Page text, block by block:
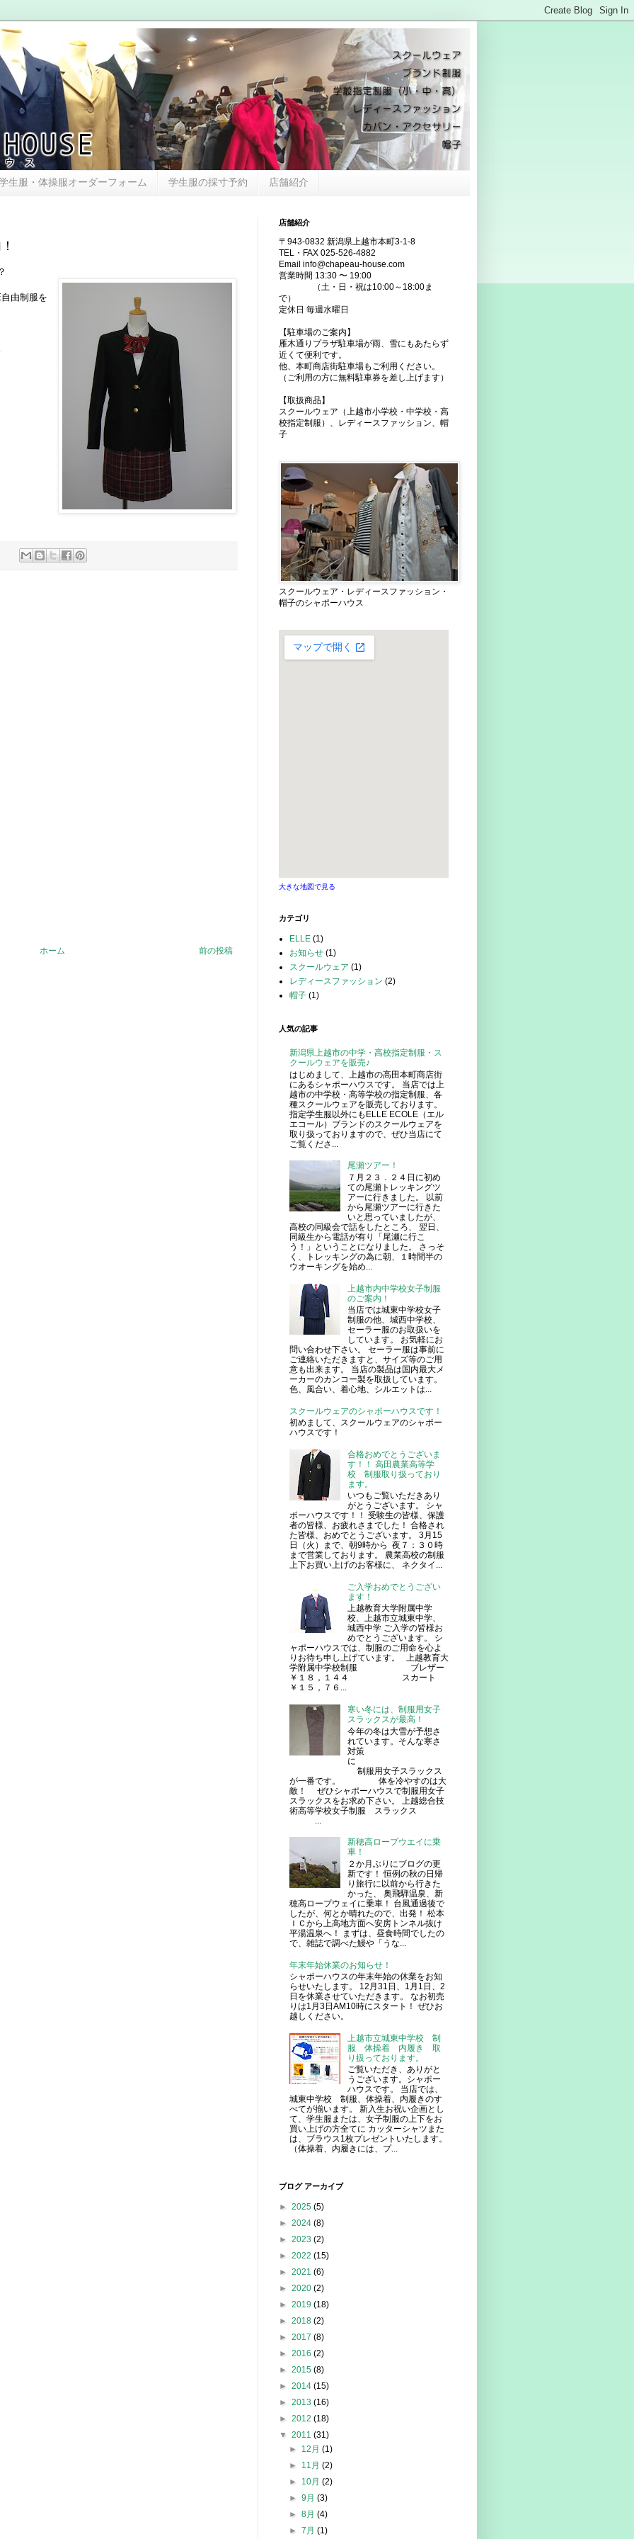
生服・体操服オーダーフォーム 学生服の採寸予約 店舗紹介
由制服を
前の投稿
ホーム
店舗紹介
〒943-0832 新潟県上越市本町3-1-8
TEL・FAX 025-526-4882
Email info@chapeau-house.com
営業時間 13:30 〜 19:00
（土・日・祝は10:00～18:00ま
で）
定休日 毎週水曜日
【駐車場のご案内】
雁木通りプラザ駐車場が雨、雪にもあたらず
近くて便利です。
他、本町商店街駐車場もご利用ください。
（ご利用の方に無料駐車券を差し上げます）
【取扱商品】
スクールウェア（上越市小学校・中学校・高
校指定制服）、レディースファッション、帽
子
スクールウェア・レディースファッション・
帽子のシャポーハウス
大きな地図で見る
カテゴリ
ELLE (1)
お知らせ (1)
スクールウェア (1)
レディースファッション (2)
帽子 (1)
人気の記事
新潟県上越市の中学・高校指定制服・ス
クールウェアを販売♪
はじめまして、上越市の高田本町商店街
にあるシャポーハウスです。 当店では上
越市の中学校・高等学校の指定制服、各
種スクールウェアを販売しております。
指定学生服以外にもELLE ECOLE（エル
エコール）ブランドのスクールウェアを
取り扱っておりますので、ぜひ当店にて
ご覧くださ...
尾瀬ツアー！
７月２３．２４日に初め
ての尾瀬トレッキングツ
アーに行きました。 以前
から尾瀬ツアーに行きた
いと思っていましたが、
高校の同級会で話をしたところ、 翌日、
同級生から電話が有り「尾瀬に行こ
う！」ということになりました。 さっそ
く、トレッキングの為に朝、１時間半の
ウオーキングを始め...
上越市内中学校女子制服
のご案内！
当店では城東中学校女子
制服の他、城西中学校、
セーラー服のお取扱いを
しています。 お気軽にお
問い合わせ下さい。 セーラー服は事前に
ご連絡いただきますと、サイズ等のご用
意も出来ます。 当店の製品は国内最大メ
ーカーのカンコー製を取扱しています。
色、風合い、着心地、シルエットは...
スクールウェアのシャポーハウスです！
初めまして、スクールウェアのシャポー
ハウスです！
合格おめでとうございま
す！！ 高田農業高等学
校 制服取り扱っており
ます。
いつもご覧いただきあり
がとうございます。 シャ
ポーハウスです！！ 受験生の皆様、保護
者の皆様、お疲れさまでした！ 合格され
た皆様、おめでとうございます。 3月15
日（火）まで、朝9時から 夜７：３０時
まで営業しております。 農業高校の制服
上下お買い上げのお客様に、 ネクタイ...
ご入学おめでとうござい
ます！
上越教育大学附属中学
校、上越市立城東中学、
城西中学 ご入学の皆様お
めでとうございます。 シ
ャポーハウスでは、制服のご用命を心よ
りお待ち申し上げています。 上越教育大
学附属中学校制服 ブレザー
￥１８，１４４ スカート
￥１５，７６...
寒い冬には、制服用女子
スラックスが最高！
今年の冬は大雪が予想さ
れています。そんな寒さ
対策
に
制服用女子スラックス
が一番です。 体を冷やすのは大
敵！ ぜひシャポーハウスで制服用女子
スラックスをお求め下さい。 上越総合技
術高等学校女子制服 スラックス
新穂高ロープウエイに乗
車！
２か月ぶりにブログの更
新です！ 恒例の秋の日帰
り旅行に以前から行きた
かった、 奥飛騨温泉、新
穂高ロープウェイに乗車！ 台風通過後で
したが、何とか晴れたので、出発！ 松本
ＩＣから上高地方面へ安房トンネル抜け
平湯温泉へ！ まずは、昼食時間でしたの
で、雑誌で調べた鰻や「うな...
年末年始休業のお知らせ！
シャポーハウスの年末年始の休業をお知
らせいたします。 12月31日、1月1日、2
日を休業させていただきます。 なお初売
りは1月3日AM10時にスタート！ ぜひお
越しください。
上越市立城東中学校 制
服 体操着 内履き 取
り扱っております。
ご覧いただき、ありがと
うございます。シャポー
ハウスです。 当店では、
城東中学校 制服、体操着、内履きのす
べてが揃います。 新入生お祝い企画とし
て、学生服または、女子制服の上下をお
買い上げの方全てに カッターシャツまた
は、ブラウス1枚プレゼントいたします。
（体操着、内履きには、プ...
ブログ アーカイブ
► 2025 (5)
► 2024 (8)
► 2023 (2)
► 2022 (15)
► 2021 (6)
► 2020 (2)
► 2019 (18)
► 2018 (2)
► 2017 (8)
► 2016 (2)
► 2015 (8)
► 2014 (15)
► 2013 (16)
► 2012 (18)
▼ 2011 (31)
► 12月(1)
► 11月(2)
► 10月(2)
►9月(3)
►8月(4)
►7月(1)